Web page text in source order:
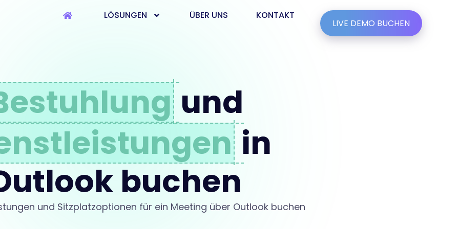
LÖSUNGEN ÜBER UNS KONTAKT
LIVE DEMO BUCHEN
und
in
buchen
und Sitzplatzoptionen für ein Meeting über Outlook buchen